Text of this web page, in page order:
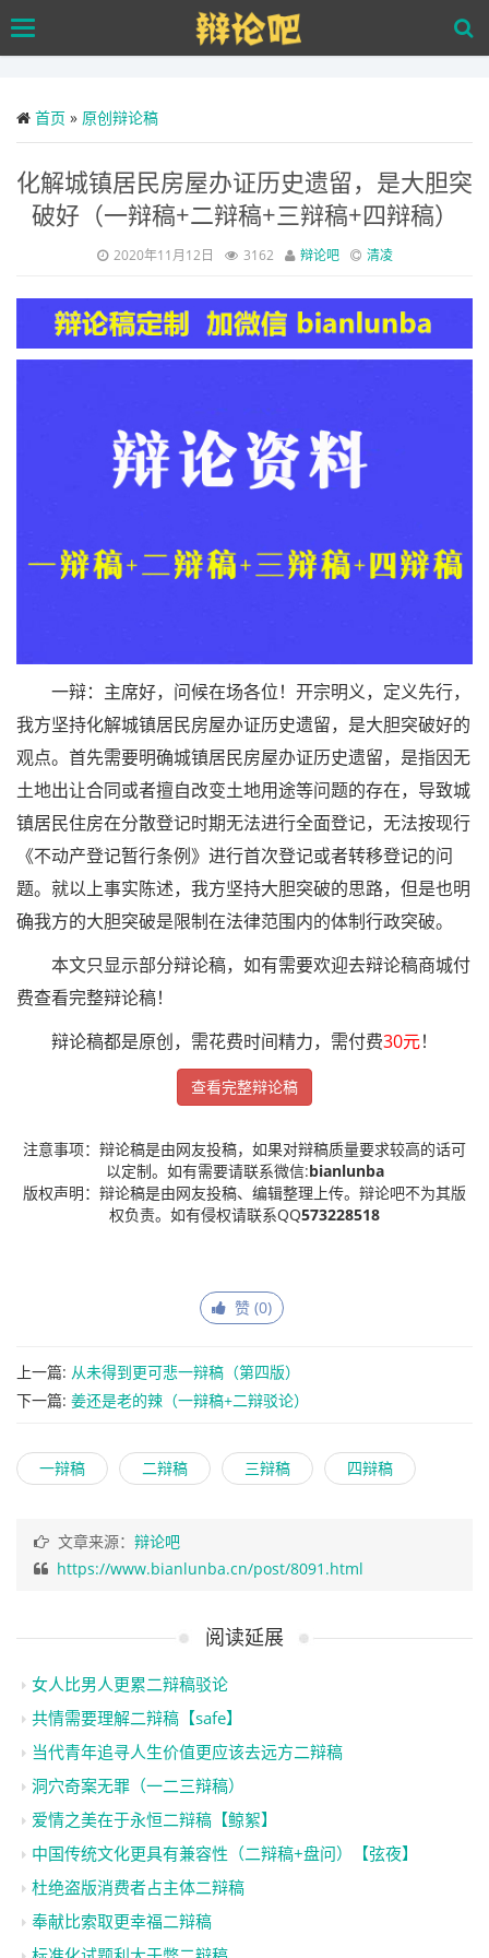
to
main
Toggle
首页 » 原创辩论稿
化解城镇居民房屋办证历史遗留，是大胆突
破好（一辩稿+二辩稿+三辩稿+四辩稿）
2020年11月12日 3162 辩论吧 清凌
一辩：主席好，问候在场各位！开宗明义，定义先行，
我方坚持化解城镇居民房屋办证历史遗留，是大胆突破好的
观点。首先需要明确城镇居民房屋办证历史遗留，是指因无
土地出让合同或者擅自改变土地用途等问题的存在，导致城
镇居民住房在分散登记时期无法进行全面登记，无法按现行
《不动产登记暂行条例》进行首次登记或者转移登记的问
题。就以上事实陈述，我方坚持大胆突破的思路，但是也明
确我方的大胆突破是限制在法律范围内的体制行政突破。
本文只显示部分辩论稿，如有需要欢迎去辩论稿商城付
费查看完整辩论稿！
辩论稿都是原创，需花费时间精力，需付费30元！
查看完整辩论稿
注意事项：辩论稿是由网友投稿，如果对辩稿质量要求较高的话可
以定制。如有需要请联系微信:bianlunba
版权声明：辩论稿是由网友投稿、编辑整理上传。辩论吧不为其版
权负责。如有侵权请联系QQ573228518
赞 (0)
上一篇: 从未得到更可悲一辩稿（第四版）
下一篇: 姜还是老的辣（一辩稿+二辩驳论）
一辩稿 二辩稿 三辩稿 四辩稿
文章来源： 辩论吧
https://www.bianlunba.cn/post/8091.html
阅读延展
女人比男人更累二辩稿驳论
共情需要理解二辩稿【safe】
当代青年追寻人生价值更应该去远方二辩稿
洞穴奇案无罪（一二三辩稿）
爱情之美在于永恒二辩稿【鲸絮】
中国传统文化更具有兼容性（二辩稿+盘问）【弦夜】
杜绝盗版消费者占主体二辩稿
奉献比索取更幸福二辩稿